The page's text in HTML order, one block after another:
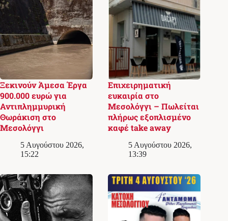
Ξεκινούν Άμεσα Έργα
900.000 ευρώ για
Αντιπλημμυρική
Θωράκιση στο
Μεσολόγγι
5 Αυγούστου 2026,
15:22
Επιχειρηματική
ευκαιρία στο
Μεσολόγγι – Πωλείται
πλήρως εξοπλισμένο
καφέ take away
5 Αυγούστου 2026,
13:39